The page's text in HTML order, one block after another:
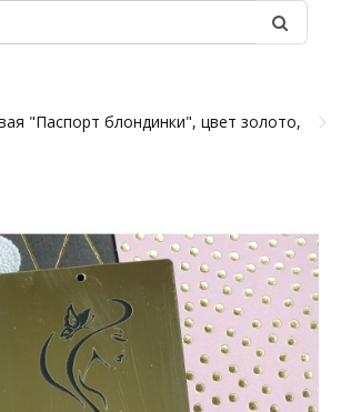
"Паспорт блондинки", цвет золото,